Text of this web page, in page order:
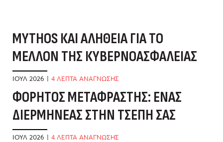
MYTHOS ΚΑΙ ΑΛΉΘΕΙΑ ΓΙΑ ΤΟ
ΜΈΛΛΟΝ ΤΗΣ ΚΥΒΕΡΝΟΑΣΦΆΛΕΙΑΣ
ΙΟΎΛ 2026 | 4 ΛΕΠΤΑ ΑΝΑΓΝΩΣΗΣ
ΦΟΡΗΤΌΣ ΜΕΤΑΦΡΑΣΤΉΣ: ΈΝΑΣ
ΔΙΕΡΜΗΝΈΑΣ ΣΤΗΝ ΤΣΈΠΗ ΣΑΣ
ΙΟΎΛ 2026 | 4 ΛΕΠΤΑ ΑΝΑΓΝΩΣΗΣ